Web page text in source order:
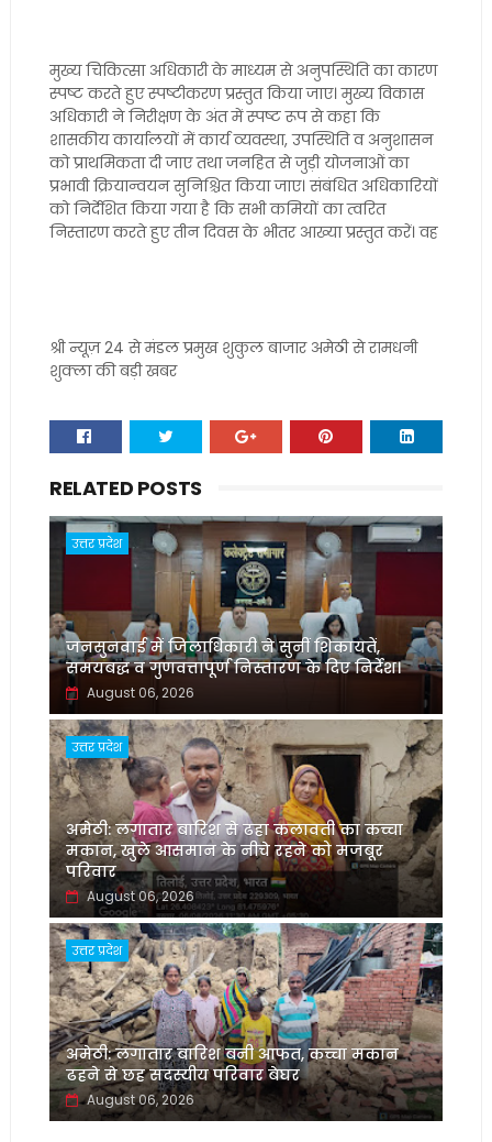
मुख्य चिकित्सा अधिकारी के माध्यम से अनुपस्थिति का कारण
स्पष्ट करते हुए स्पष्टीकरण प्रस्तुत किया जाए। मुख्य विकास
अधिकारी ने निरीक्षण के अंत में स्पष्ट रूप से कहा कि
शासकीय कार्यालयों में कार्य व्यवस्था, उपस्थिति व अनुशासन
को प्राथमिकता दी जाए तथा जनहित से जुड़ी योजनाओं का
प्रभावी क्रियान्वयन सुनिश्चित किया जाए। संबंधित अधिकारियों
को निर्देशित किया गया है कि सभी कमियों का त्वरित
निस्तारण करते हुए तीन दिवस के भीतर आख्या प्रस्तुत करें। वह
श्री न्यूज़ 24 से मंडल प्रमुख शुकुल बाजार अमेठी से रामधनी
शुक्ला की बड़ी खबर
RELATED POSTS
उत्तर प्रदेश
जनसुनवाई में जिलाधिकारी ने सुनीं शिकायतें,
समयबद्ध व गुणवत्तापूर्ण निस्तारण के दिए निर्देश।
August 06, 2026
उत्तर प्रदेश
अमेठी: लगातार बारिश से ढहा कलावती का कच्चा
मकान, खुले आसमान के नीचे रहने को मजबूर
परिवार
August 06, 2026
उत्तर प्रदेश
अमेठी: लगातार बारिश बनी आफत, कच्चा मकान
ढहने से छह सदस्यीय परिवार बेघर
August 06, 2026